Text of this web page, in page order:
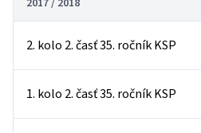
2017 / 2018
2. kolo 2. časť 35. ročník KSP
1. kolo 2. časť 35. ročník KSP